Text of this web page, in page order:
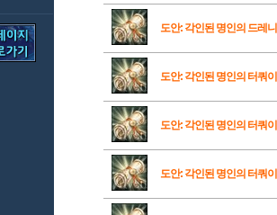
도안: 각인된 명인의 드레
도안: 각인된 명인의 터쿼
도안: 각인된 명인의 터쿼
도안: 각인된 명인의 터쿼